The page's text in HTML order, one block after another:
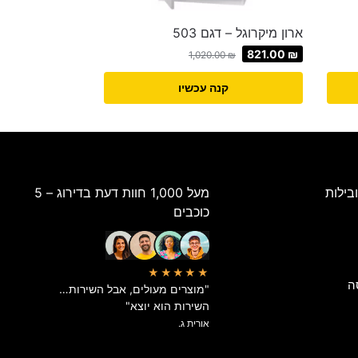
ארון מיקרוגל – דגם 503
1,020.00₪ 821.00 ₪
קנה עכשיו
מעל 1,000 חוות דעת בדירוג – 5
כוכבים
★★★★★
"מוצרים מעולים, אבל השירות…
השירות הוא יוצא"
אורית ג.